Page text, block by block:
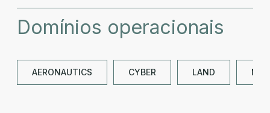
Domínios operacionais
AERONAUTICS CYBER LAND